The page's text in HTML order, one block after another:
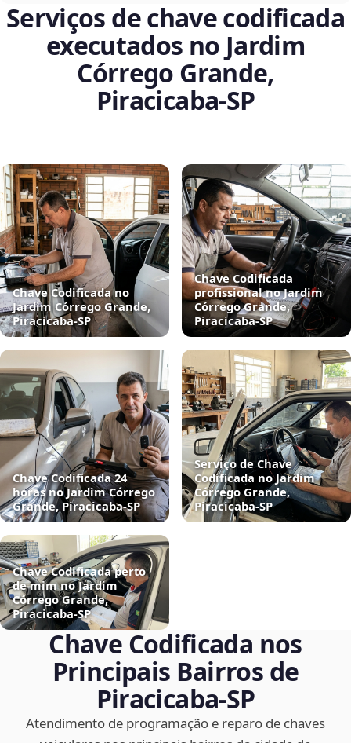
Serviços de chave codificada
executados no Jardim
Córrego Grande,
Piracicaba‑SP
Chave Codificada no
Jardim Córrego Grande,
Piracicaba‑SP
Chave Codificada
profissional no Jardim
Córrego Grande,
Piracicaba‑SP
Chave Codificada 24
horas no Jardim Córrego
Grande, Piracicaba‑SP
Serviço de Chave
Codificada no Jardim
Córrego Grande,
Piracicaba‑SP
Chave Codificada perto
de mim no Jardim
Córrego Grande,
Piracicaba‑SP
Chave Codificada nos
Principais Bairros de
Piracicaba‑SP
Atendimento de programação e reparo de chaves